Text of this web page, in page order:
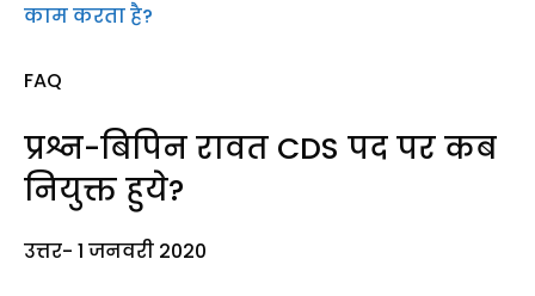
काम करता है?
FAQ
प्रश्न-बिपिन रावत CDS पद पर कब
नियुक्त हुये?
उत्तर- 1 जनवरी 2020